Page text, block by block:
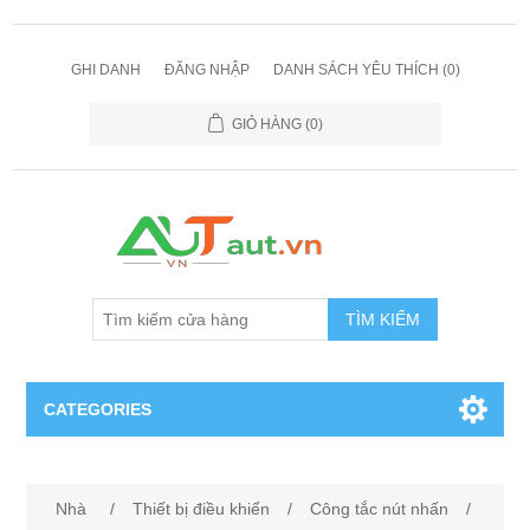
GHI DANH ĐĂNG NHẬP DANH SÁCH YÊU THÍCH (0)
GIỎ HÀNG (0)
TÌM KIẾM
CATEGORIES
Nhà / Thiết bị điều khiển / Công tắc nút nhấn
/